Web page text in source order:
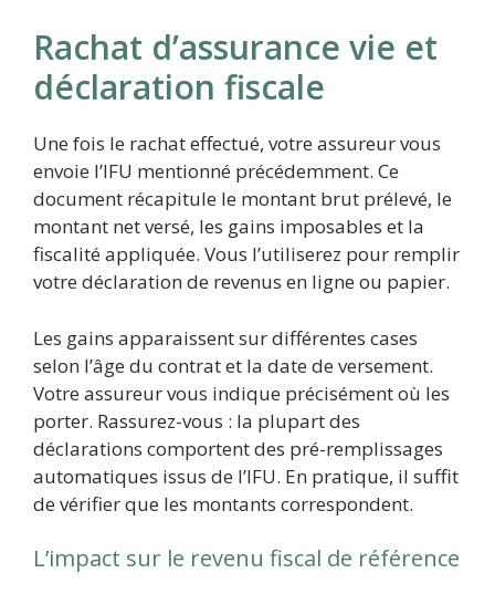
Rachat d’assurance vie et
déclaration fiscale
Une fois le rachat effectué, votre assureur vous
envoie l’IFU mentionné précédemment. Ce
document récapitule le montant brut prélevé, le
montant net versé, les gains imposables et la
fiscalité appliquée. Vous l’utiliserez pour remplir
votre déclaration de revenus en ligne ou papier.
Les gains apparaissent sur différentes cases
selon l’âge du contrat et la date de versement.
Votre assureur vous indique précisément où les
porter. Rassurez-vous : la plupart des
déclarations comportent des pré-remplissages
automatiques issus de l’IFU. En pratique, il suffit
de vérifier que les montants correspondent.
L’impact sur le revenu fiscal de référence